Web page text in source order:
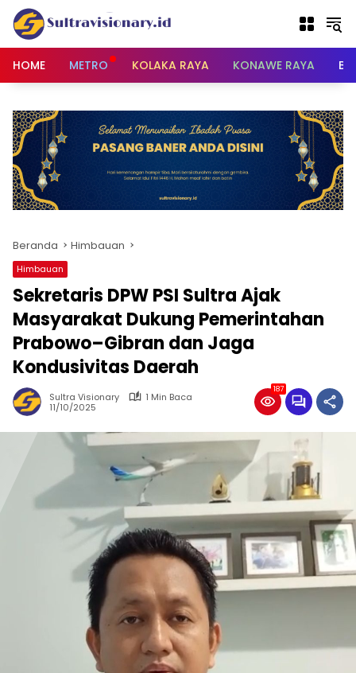
Langsung
konten
HOME
METRO KOLAKA RAYA KONAWE RAYA
Beranda Himbauan
Himbauan
Sekretaris DPW PSI Sultra Ajak
Masyarakat Dukung Pemerintahan
Prabowo–Gibran dan Jaga
Kondusivitas Daerah
Sultra Visionary
1 Min Baca
11/10/2025
187